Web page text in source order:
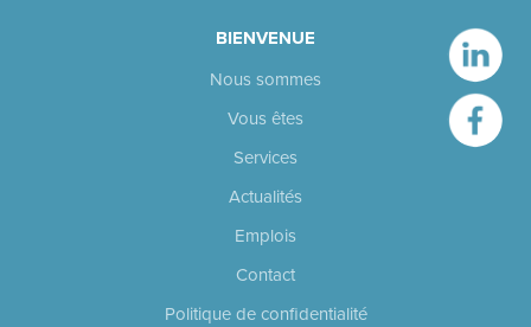
BIENVENUE
Nous sommes
Vous êtes
Services
Actualités
Emplois
Contact
Politique de confidentialité